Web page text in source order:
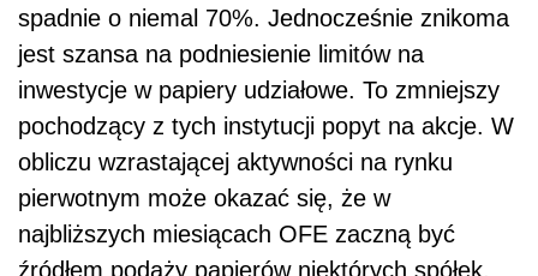
spadnie o niemal 70%. Jednocześnie znikoma
jest szansa na podniesienie limitów na
inwestycje w papiery udziałowe. To zmniejszy
pochodzący z tych instytucji popyt na akcje. W
obliczu wzrastającej aktywności na rynku
pierwotnym może okazać się, że w
najbliższych miesiącach OFE zaczną być
źródłem podaży papierów niektórych spółek.